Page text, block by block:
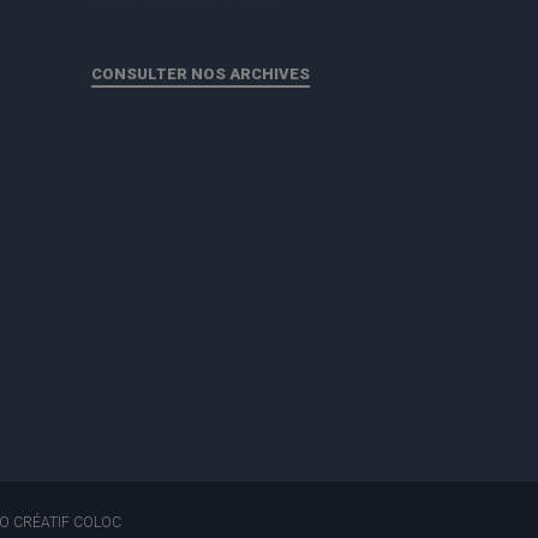
CONSULTER NOS ARCHIVES
CRÉATIF COLOC